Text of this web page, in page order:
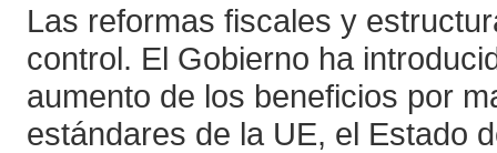
Las reformas fiscales y
control. El Gobierno ha
aumento de los beneficios por
estándares de la UE, el Estado